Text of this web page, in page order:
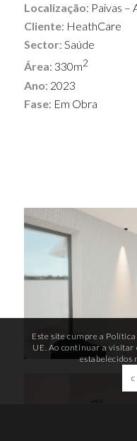
Localização: Paivas –
Cliente: HeathCare
Sector: Saúde
Área: 330m2
Ano: 2023
Fase: Em Obra
Este site cumpre a
UE. Ao continuar a visitar
estabelecidos